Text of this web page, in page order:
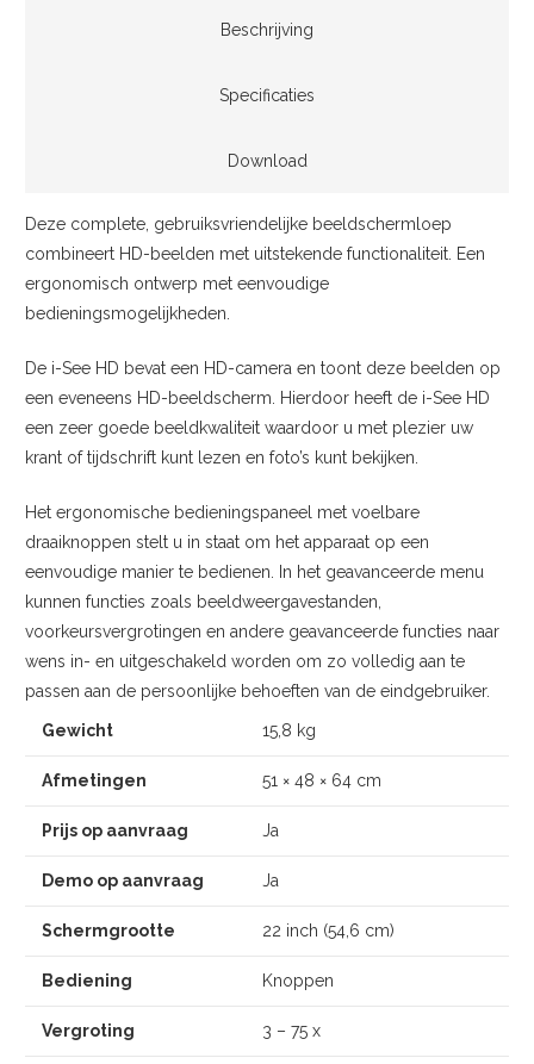
Beschrijving
Specificaties
Download
Deze complete, gebruiksvriendelijke beeldschermloep
combineert HD-beelden met uitstekende functionaliteit. Een
ergonomisch ontwerp met eenvoudige
bedieningsmogelijkheden.
De i-See HD bevat een HD-camera en toont deze beelden op
een eveneens HD-beeldscherm. Hierdoor heeft de i-See HD
een zeer goede beeldkwaliteit waardoor u met plezier uw
krant of tijdschrift kunt lezen en foto’s kunt bekijken.
Het ergonomische bedieningspaneel met voelbare
draaiknoppen stelt u in staat om het apparaat op een
eenvoudige manier te bedienen. In het geavanceerde menu
kunnen functies zoals beeldweergavestanden,
voorkeursvergrotingen en andere geavanceerde functies naar
wens in- en uitgeschakeld worden om zo volledig aan te
passen aan de persoonlijke behoeften van de eindgebruiker.
Gewicht 15,8 kg
Afmetingen 51 × 48 × 64 cm
Prijs op aanvraag Ja
Demo op aanvraag Ja
Schermgrootte 22 inch (54,6 cm)
Bediening Knoppen
Vergroting 3 – 75 x